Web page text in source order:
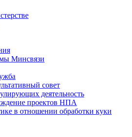
Минсвязи
совет
деятельность
проектов НПА
в отношении обработки куки